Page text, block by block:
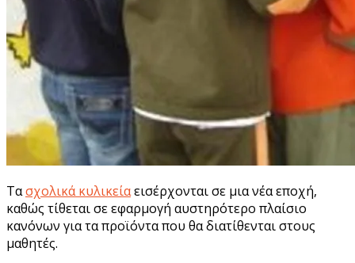
Τασχολικά κυλικείαεισέρχονται σε μια νέα εποχή,
καθώς τίθεται σε εφαρμογή αυστηρότερο πλαίσιο
κανόνων για τα προϊόντα που θα διατίθενται στους
μαθητές.